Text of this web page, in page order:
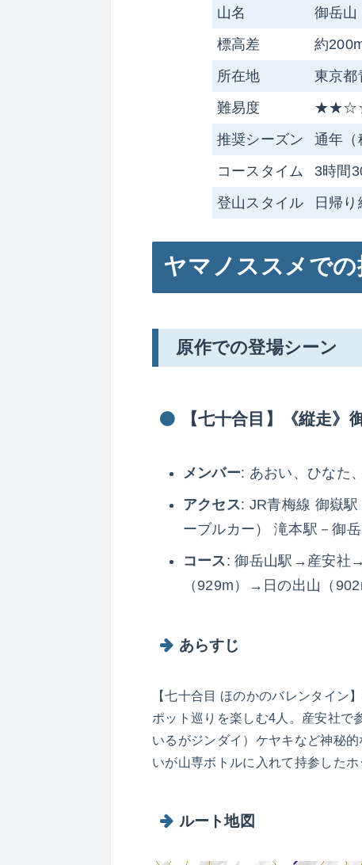
山名
御岳山
標高差
約
所在地
東京都
難易度
推奨シーズン
通年（
コースタイム
3時間
登山スタイル
日帰
ヤマノススメでの
原作での登場シーン
【七十合目】《縦走
メンバー: あおい、ひなた
アクセス: JR青梅線 御嶽
ーブルカー） 滝本駅－御
コース : 御岳山駅→産安社
（929m）→日の出山（
あらすじ
【七十合目 ほのかのバレンタイン
ポット巡りを楽しむ4人。産安社で
いるがジンダイ）ケヤキなど神秘
いが山専ボトルに入れて持参したホ
ルート地図